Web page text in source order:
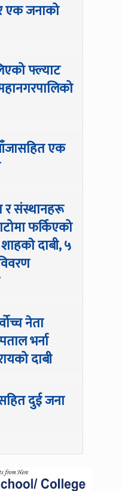
एक जनाको
फ्ल्याट
एक
र संस्थानहरू
फर्किएको
शाहकाे दाबी, ५
नेता
भर्ना
दाबी
दुई जना